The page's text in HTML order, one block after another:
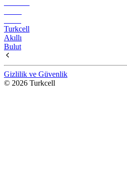
Turkcell
Akıllı
Bulut
Gizlilik ve Güvenlik
© 2026 Turkcell